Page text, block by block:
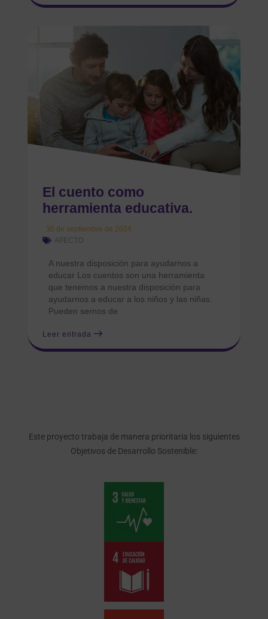
El cuento como
herramienta educativa.
30 de septiembre de 2024
AFECTO
A nuestra disposición para ayudarnos a
educar Los cuentos son una herramienta
que tenemos a nuestra disposición para
ayudarnos a educar a los niños y las niñas.
Pueden sernos de
Leer entrada
Este proyecto trabaja de manera prioritaria los siguientes
Objetivos de Desarrollo Sostenible: